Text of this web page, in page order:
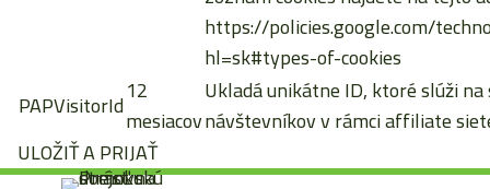
https://policies.google.com/
hl=sk#types-of-cookies
PAPVisitorId12
mesiacov
Ukladá unikátne ID, ktoré slúži
návštevníkov v rámci affiliate
ULOŽIŤ A PRIJAŤ